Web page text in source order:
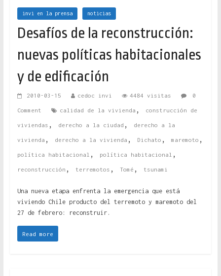
invi en la prensa noticias
Desafíos de la reconstrucción:
nuevas políticas habitacionales
y de edificación
2010-03-15 cedoc invi 4484 visitas 0
Comment calidad de la vivienda , construcción de
viviendas , derecho a la ciudad , derecho a la
vivienda , derecho a la vivienda , Dichato , maremoto ,
política habitacional , política habitacional ,
reconstrucción , terremotos , Tomé , tsunami
Una nueva etapa enfrenta la emergencia que está
viviendo Chile producto del terremoto y maremoto del
27 de febrero: reconstruir.
Read more